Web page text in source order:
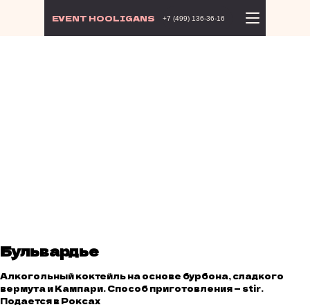
+7 (499) 136-36-16
EVENT HOOLIGANS
Бульвардье
Алкогольный коктейль на основе бурбона, сладкого
вермута и Кампари. Способ приготовления — stir.
Подается в Роксах